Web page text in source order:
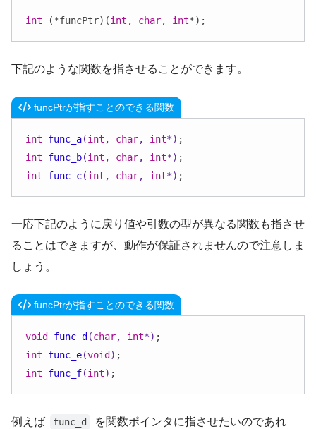
int (*funcPtr)(int , char, int*);
下記のような関数を指させることができます。
funcPtrが指すことのできる関数
int func_a(int , char, int*)
int
func_b(int , char, int*)
int
func_c(int , char, int*) ;
一応下記のように戻り値や引数の型が異なる関数も指させ
ることはできますが、動作が保証されませんので注意しま
しょう。
funcPtrが指すことのできる関数
void func_d (char, int*)
int
func_e(void )
int
func_f(int) ;
例えば func_d
を関数ポインタに指させたいのであれ